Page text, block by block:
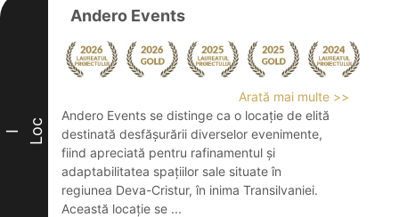
I Loc
Andero Events
Arată mai multe >>
Andero Events se distinge ca o locație de elită
destinată desfășurării diverselor evenimente,
fiind apreciată pentru rafinamentul și
adaptabilitatea spațiilor sale situate în
regiunea Deva-Cristur, în inima Transilvaniei.
Această locație se ...